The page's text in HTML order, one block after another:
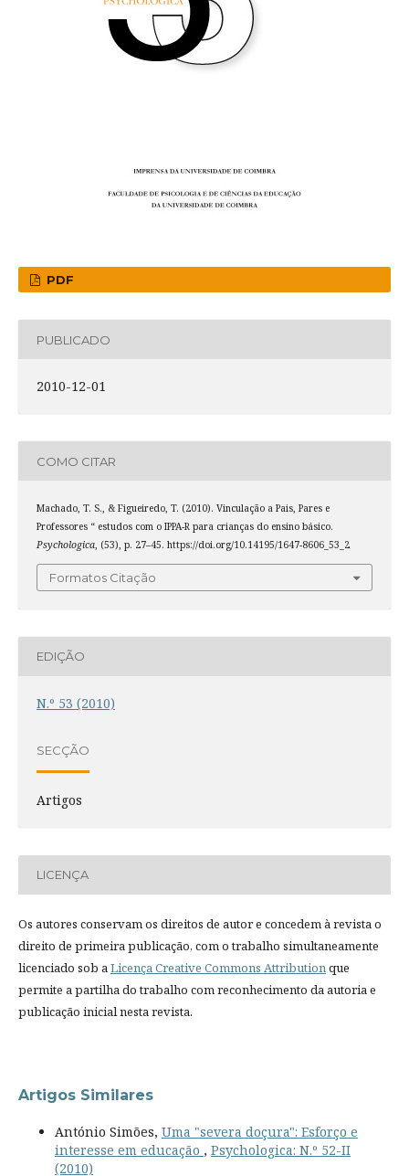
PDF
PUBLICADO
2010-12-01
COMO CITAR
Machado, T. S., & Figueiredo, T. (2010). Vinculação a Pais, Pares e
Professores “ estudos com o IPPA-R para crianças do ensino básico.
Psychologica, (53), p. 27–45. https://doi.org/10.14195/1647-8606_53_2
Formatos Citação
EDIÇÃO
N.º 53 (2010)
SECÇÃO
Artigos
LICENÇA
Os autores conservam os direitos de autor e concedem à revista o
direito de primeira publicação, com o trabalho simultaneamente
licenciado sob aLicença Creative Commons Attributionque
permite a partilha do trabalho com reconhecimento da autoria e
publicação inicial nesta revista.
Artigos Similares
António Simões, Uma "severa doçura": Esforço e
interesse em educação , Psychologica: N.º 52-II
(2010)